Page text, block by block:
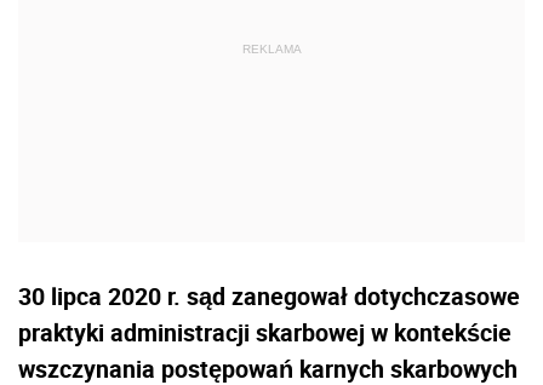
30 lipca 2020 r. sąd zanegował dotychczasowe
praktyki administracji skarbowej w kontekście
wszczynania postępowań karnych skarbowych